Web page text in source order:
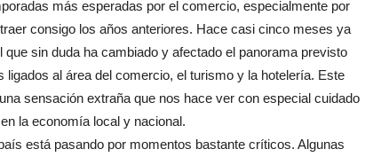
más esperadas por el comercio, especialmente por
consigo los años anteriores. Hace casi cinco meses ya
que sin duda ha cambiado y afectado el panorama previsto
al área del comercio, el turismo y la hotelería. Este
sensación extraña que nos hace ver con especial cuidado
la economía local y nacional.
está pasando por momentos bastante críticos. Algunas